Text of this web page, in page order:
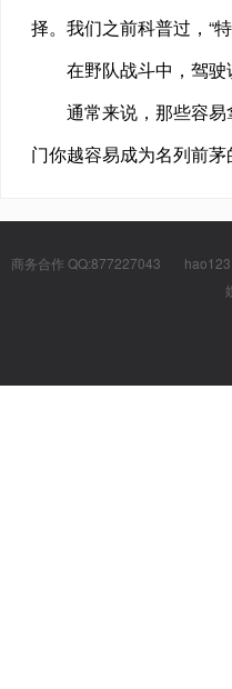
择。我们之前科普过，“
在野队战斗中，驾
通常来说，那些容
门你越容易成为名列前
商务合作 QQ:877227043 hao123